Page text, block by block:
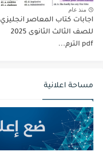
منذ عام
اجابات كتاب المعاصر انجليزي
للصف الثالث الثانوى 2025
pdf الترم...
مساحة اعلانية